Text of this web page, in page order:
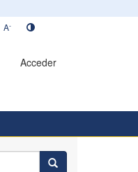
A-
Acceder